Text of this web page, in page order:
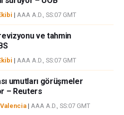
yayınlanan bilgiler çalışanlar,
genel piyasa yorumu olarak
yada dolaylı olarak ortaya
herhangi bir sınırlama olmaksızın
sorumluluk kabul etmemektedir.
| AAA A.D., SS:07 GMT
ve tahmin
| AAA A.D., SS:07 GMT
umutları görüşmeler
– Reuters
| AAA A.D., SS:07 GMT